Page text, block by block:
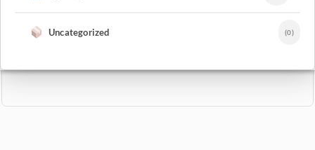
Uncategorized (0)